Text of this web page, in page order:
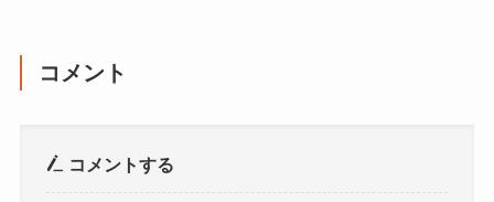
コメント
コメントする